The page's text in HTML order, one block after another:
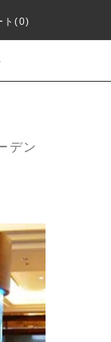
ト(0)
デン